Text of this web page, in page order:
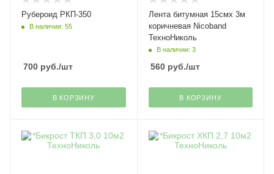
Рубероид РКП-350
В наличии: 55
700 руб./шт
В КОРЗИНУ
Лента битумная 15смх 3м
коричневая Nicoband
ТехноНиколь
В наличии: 3
560руб./шт
В КОРЗИНУ